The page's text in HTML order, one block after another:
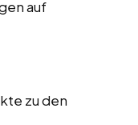
auf
zu den